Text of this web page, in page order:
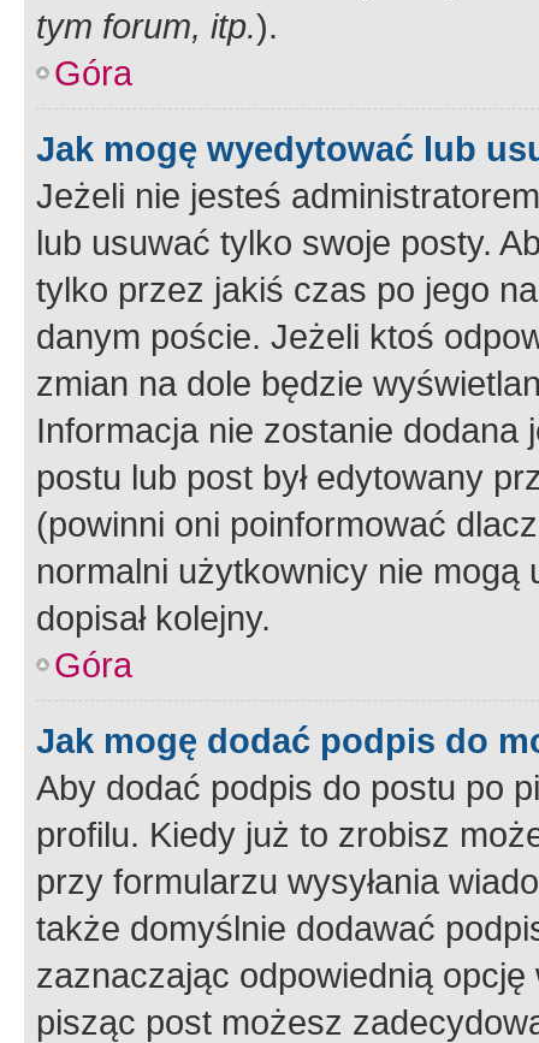
tym forum, itp.).
Góra
Jak mogę wyedytować lub
Jeżeli nie jesteś
lub usuwać tylko swoje posty.
tylko przez jakiś czas po jego
danym poście. Jeżeli ktoś
zmian na dole będzie
Informacja nie zostanie dodana
postu lub post był edytowany
(powinni oni poinformować
normalni użytkownicy nie
dopisał kolejny.
Góra
Jak mogę dodać podpis do
Aby dodać podpis do postu po
profilu. Kiedy już to zrobisz
przy formularzu wysyłania
także domyślnie dodawać
zaznaczając odpowiednią
pisząc post możesz